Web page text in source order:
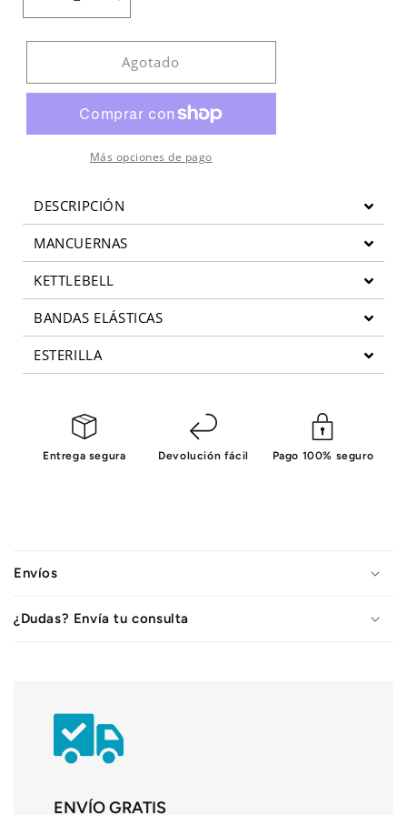
Reducir
cantidad
para
gimnasio
(Esterilla+mancuernas+bandas+kettlebell)
Aumentar
cantidad
para
Kit
gimnasio
casa
Agotado
Más opciones de pago
DESCRIPCIÓN
MANCUERNAS
KETTLEBELL
BANDAS ELÁSTICAS
ESTERILLA
Entrega segura Devolución fácil Pago 100% seguro
e
Envíos
¿Dudas? Envía tu consulta
ENVÍO GRATIS